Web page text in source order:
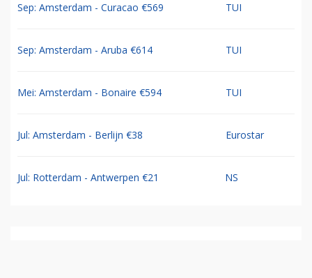
Sep: Amsterdam - Curacao €569 TUI
Sep: Amsterdam - Aruba €614 TUI
Mei: Amsterdam - Bonaire €594 TUI
Jul: Amsterdam - Berlijn €38 Eurostar
Jul: Rotterdam - Antwerpen €21 NS